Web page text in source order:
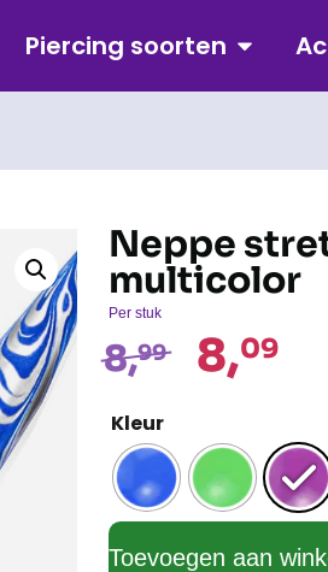
Piercing soorten
Neppe
multicolor
Per stuk
8,99 8,09
Kleur
Toevoegen aan